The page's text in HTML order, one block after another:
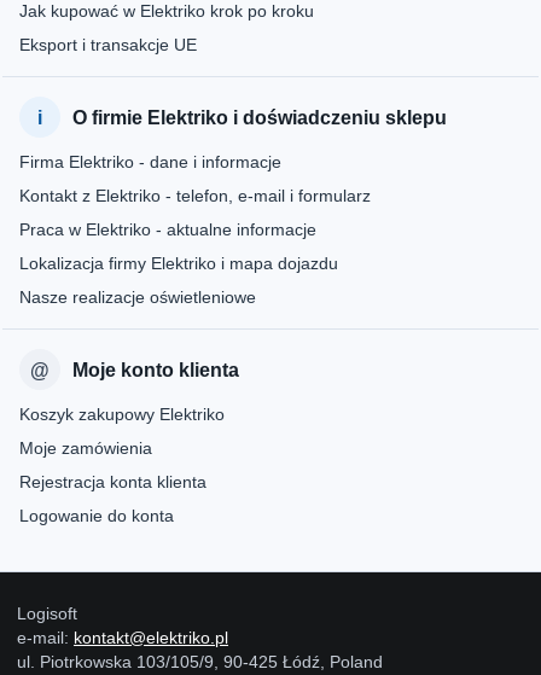
Jak kupować w Elektriko krok po kroku
Eksport i transakcje UE
O firmie Elektriko i doświadczeniu sklepu
Firma Elektriko - dane i informacje
Kontakt z Elektriko - telefon, e-mail i formularz
Praca w Elektriko - aktualne informacje
Lokalizacja firmy Elektriko i mapa dojazdu
Nasze realizacje oświetleniowe
Moje konto klienta
Koszyk zakupowy Elektriko
Moje zamówienia
Rejestracja konta klienta
Logowanie do konta
Logisoft
e-mail: kontakt@elektriko.pl
ul. Piotrkowska 103/105/9, 90-425 Łódź, Poland